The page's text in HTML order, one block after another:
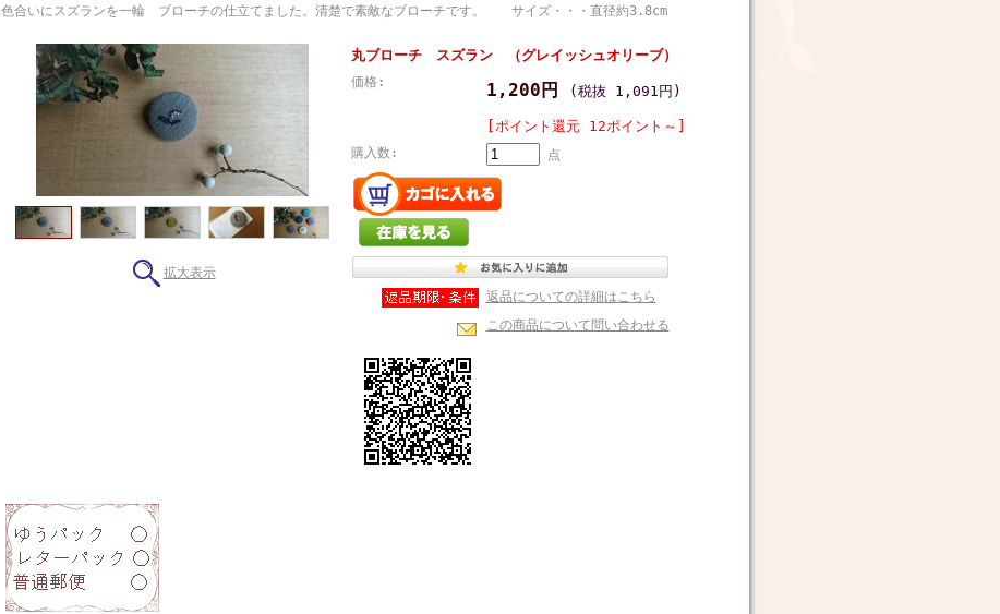
色合いにスズランを一輪 ブローチの仕立てました。清楚で素敵なブローチです。 サイズ・・・直径約3.8cm
拡大表示
丸ブローチ スズラン （グレイッシュオリーブ）
価格: 1,200円 (税抜 1,091円)
[ポイント還元 12ポイント～]
購入数: 点
返品についての詳細はこちら
この商品について問い合わせる